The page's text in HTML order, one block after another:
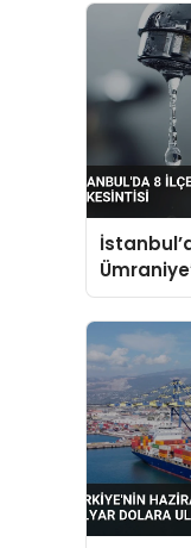
Su